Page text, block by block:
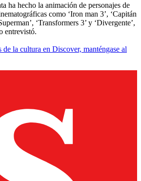
ha hecho la animación de personajes de
como ‘Iron man 3’, ‘Capitán
‘Transformers 3’ y ‘Divergente’,
entrevistó.
de la cultura en Discover, manténgase al